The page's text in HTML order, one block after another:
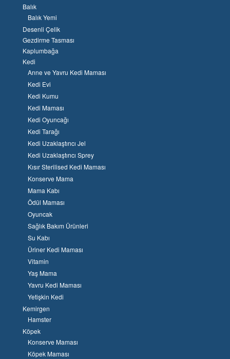
Balık
Balık Yemi
Desenli Çelik
Gezdirme Tasması
Kaplumbağa
Kedi
Anne ve Yavru Kedi Maması
Kedi Evi
Kedi Kumu
Kedi Maması
Kedi Oyuncağı
Kedi Tarağı
Kedi Uzaklaştırıcı Jel
Kedi Uzaklaştırıcı Sprey
Kısır Sterilised Kedi Maması
Konserve Mama
Mama Kabı
Ödül Maması
Oyuncak
Sağlık Bakım Ürünleri
Su Kabı
Üriner Kedi Maması
Vitamin
Yaş Mama
Yavru Kedi Maması
Yetişkin Kedi
Kemirgen
Hamster
Köpek
Konserve Maması
Köpek Maması